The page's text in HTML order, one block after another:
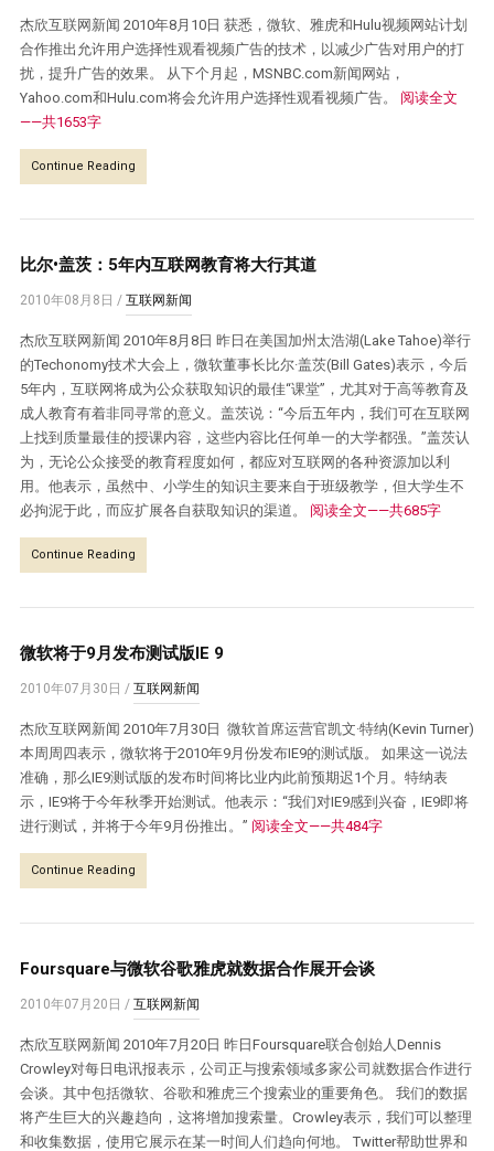
杰欣互联网新闻 2010年8月10日 获悉，微软、雅虎和Hulu视频网站计划
合作推出允许用户选择性观看视频广告的技术，以减少广告对用户的打
扰，提升广告的效果。 从下个月起，MSNBC.com新闻网站，
Yahoo.com和Hulu.com将会允许用户选择性观看视频广告。 阅读全文
——共1653字
Continue Reading
比尔•盖茨：5年内互联网教育将大行其道
2010年08月8日 / 互联网新闻
杰欣互联网新闻 2010年8月8日 昨日在美国加州太浩湖(Lake Tahoe)举行
的Techonomy技术大会上，微软董事长比尔·盖茨(Bill Gates)表示，今后
5年内，互联网将成为公众获取知识的最佳“课堂”，尤其对于高等教育及
成人教育有着非同寻常的意义。盖茨说：“今后五年内，我们可在互联网
上找到质量最佳的授课内容，这些内容比任何单一的大学都强。”盖茨认
为，无论公众接受的教育程度如何，都应对互联网的各种资源加以利
用。他表示，虽然中、小学生的知识主要来自于班级教学，但大学生不
必拘泥于此，而应扩展各自获取知识的渠道。 阅读全文——共685字
Continue Reading
微软将于9月发布测试版IE 9
2010年07月30日 / 互联网新闻
杰欣互联网新闻 2010年7月30日 微软首席运营官凯文·特纳(Kevin Turner)
本周周四表示，微软将于2010年9月份发布IE9的测试版。 如果这一说法
准确，那么IE9测试版的发布时间将比业内此前预期迟1个月。特纳表
示，IE9将于今年秋季开始测试。他表示：“我们对IE9感到兴奋，IE9即将
进行测试，并将于今年9月份推出。” 阅读全文——共484字
Continue Reading
Foursquare与微软谷歌雅虎就数据合作展开会谈
2010年07月20日 / 互联网新闻
杰欣互联网新闻 2010年7月20日 昨日Foursquare联合创始人Dennis
Crowley对每日电讯报表示，公司正与搜索领域多家公司就数据合作进行
会谈。其中包括微软、谷歌和雅虎三个搜索业的重要角色。 我们的数据
将产生巨大的兴趣趋向，这将增加搜索量。Crowley表示，我们可以整理
和收集数据，使用它展示在某一时间人们趋向何地。 Twitter帮助世界和